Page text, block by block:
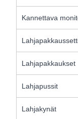
Kannettava
Lahjapakkaukset
Lahjapussit
Lahjakynät